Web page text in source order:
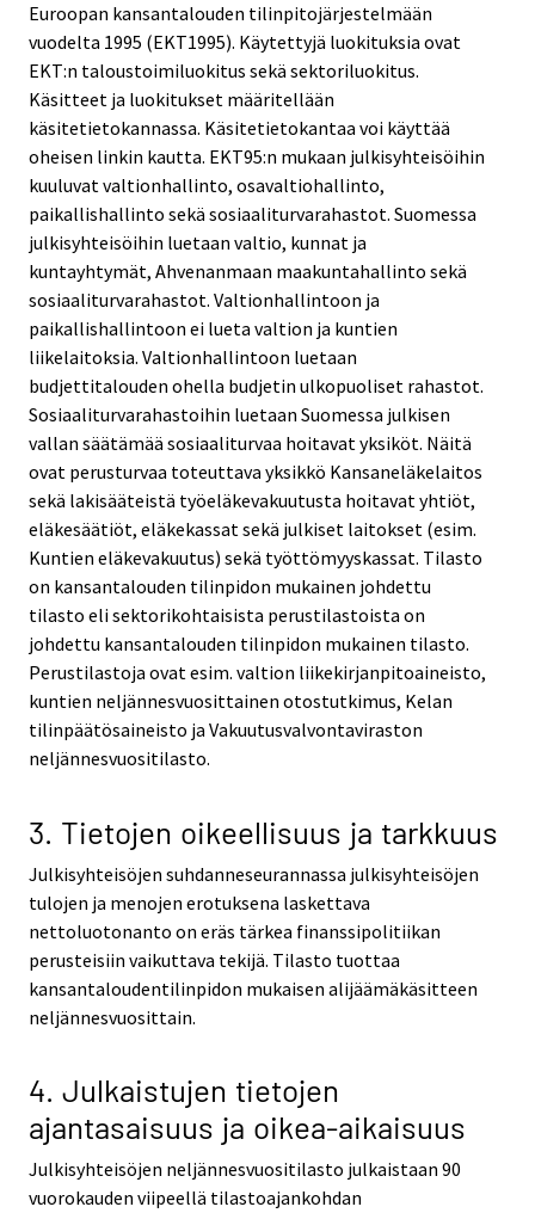
Euroopan kansantalouden tilinpitojärjestelmään
vuodelta 1995 (EKT1995). Käytettyjä luokituksia ovat
EKT:n taloustoimiluokitus sekä sektoriluokitus.
Käsitteet ja luokitukset määritellään
käsitetietokannassa. Käsitetietokantaa voi käyttää
oheisen linkin kautta. EKT95:n mukaan julkisyhteisöihin
kuuluvat valtionhallinto, osavaltiohallinto,
paikallishallinto sekä sosiaaliturvarahastot. Suomessa
julkisyhteisöihin luetaan valtio, kunnat ja
kuntayhtymät, Ahvenanmaan maakuntahallinto sekä
sosiaaliturvarahastot. Valtionhallintoon ja
paikallishallintoon ei lueta valtion ja kuntien
liikelaitoksia. Valtionhallintoon luetaan
budjettitalouden ohella budjetin ulkopuoliset rahastot.
Sosiaaliturvarahastoihin luetaan Suomessa julkisen
vallan säätämää sosiaaliturvaa hoitavat yksiköt. Näitä
ovat perusturvaa toteuttava yksikkö Kansaneläkelaitos
sekä lakisääteistä työeläkevakuutusta hoitavat yhtiöt,
eläkesäätiöt, eläkekassat sekä julkiset laitokset (esim.
Kuntien eläkevakuutus) sekä työttömyyskassat. Tilasto
on kansantalouden tilinpidon mukainen johdettu
tilasto eli sektorikohtaisista perustilastoista on
johdettu kansantalouden tilinpidon mukainen tilasto.
Perustilastoja ovat esim. valtion liikekirjanpitoaineisto,
kuntien neljännesvuosittainen otostutkimus, Kelan
tilinpäätösaineisto ja Vakuutusvalvontaviraston
neljännesvuositilasto.
3. Tietojen oikeellisuus ja tarkkuus
Julkisyhteisöjen suhdanneseurannassa julkisyhteisöjen
tulojen ja menojen erotuksena laskettava
nettoluotonanto on eräs tärkea finanssipolitiikan
perusteisiin vaikuttava tekijä. Tilasto tuottaa
kansantaloudentilinpidon mukaisen alijäämäkäsitteen
neljännesvuosittain.
4. Julkaistujen tietojen
ajantasaisuus ja oikea-aikaisuus
Julkisyhteisöjen neljännesvuositilasto julkaistaan 90
vuorokauden viipeellä tilastoajankohdan